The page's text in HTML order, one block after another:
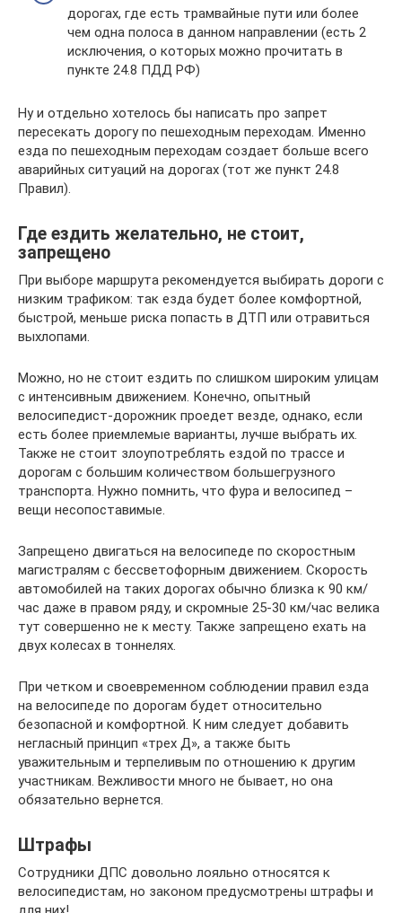
дорогах, где есть трамвайные пути или более
чем одна полоса в данном направлении (есть 2
исключения, о которых можно прочитать в
пункте 24.8 ПДД РФ)
Ну и отдельно хотелось бы написать про запрет
пересекать дорогу по пешеходным переходам. Именно
езда по пешеходным переходам создает больше всего
аварийных ситуаций на дорогах (тот же пункт 24.8
Правил).
Где ездить желательно, не стоит,
запрещено
При выборе маршрута рекомендуется выбирать дороги с
низким трафиком: так езда будет более комфортной,
быстрой, меньше риска попасть в ДТП или отравиться
выхлопами.
Можно, но не стоит ездить по слишком широким улицам
с интенсивным движением. Конечно, опытный
велосипедист-дорожник проедет везде, однако, если
есть более приемлемые варианты, лучше выбрать их.
Также не стоит злоупотреблять ездой по трассе и
дорогам с большим количеством большегрузного
транспорта. Нужно помнить, что фура и велосипед –
вещи несопоставимые.
Запрещено двигаться на велосипеде по скоростным
магистралям с бессветофорным движением. Скорость
автомобилей на таких дорогах обычно близка к 90 км/
час даже в правом ряду, и скромные 25-30 км/час велика
тут совершенно не к месту. Также запрещено ехать на
двух колесах в тоннелях.
При четком и своевременном соблюдении правил езда
на велосипеде по дорогам будет относительно
безопасной и комфортной. К ним следует добавить
негласный принцип «трех Д», а также быть
уважительным и терпеливым по отношению к другим
участникам. Вежливости много не бывает, но она
обязательно вернется.
Штрафы
Сотрудники ДПС довольно лояльно относятся к
велосипедистам, но законом предусмотрены штрафы и